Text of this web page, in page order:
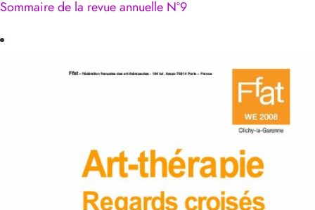
Sommaire de la revue annuelle N°9